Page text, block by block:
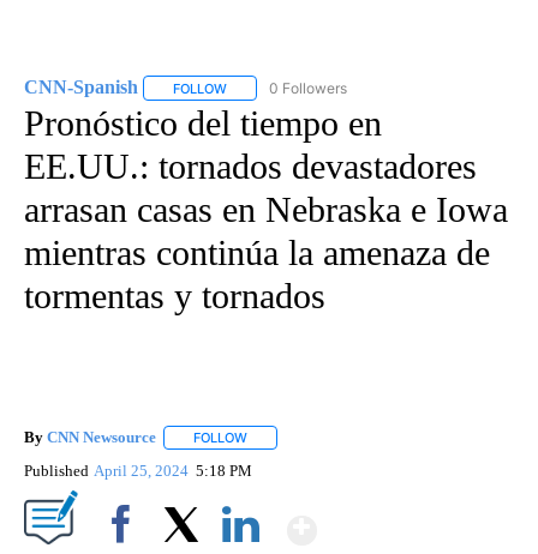
CNN-Spanish FOLLOW FOLLOW "CNN-SPANISH" TO RECEIVE
0 Followers
Pronóstico del tiempo en
EE.UU.: tornados devastadores
arrasan casas en Nebraska e Iowa
mientras continúa la amenaza de
tormentas y tornados
By CNN Newsource FOLLOW
Published April 25, 2024 5:18 PM